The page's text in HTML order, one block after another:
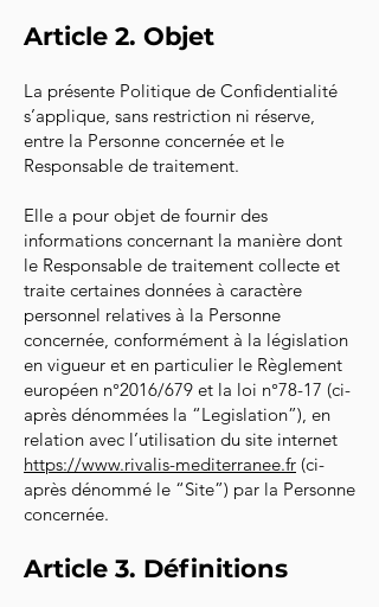
Article 2. Objet
La présente Politique de Confidentialité
s’applique, sans restriction ni réserve,
entre la Personne concernée et le
Responsable de traitement.
Elle a pour objet de fournir des
informations concernant la manière dont
le Responsable de traitement collecte et
traite certaines données à caractère
personnel relatives à la Personne
concernée, conformément à la législation
en vigueur et en particulier le Règlement
européen n°2016/679 et la loi n°78-17 (ci-
après dénommées la “Legislation”), en
relation avec l’utilisation du site internet
https://www.rivalis-mediterranee.fr (ci-
après dénommé le “Site”) par la Personne
concernée.
Article 3. Définitions